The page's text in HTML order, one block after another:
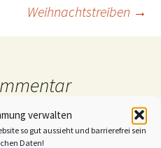
verwalten
so gut aussieht und barrierefrei sein
Daten!
Weihnachtstreiben →
veröffentlicht.
*markiert